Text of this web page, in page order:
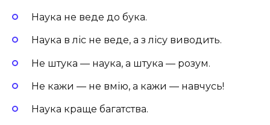
Наука не веде до бука.
Наука в ліс не веде, а з лісу виводить.
Не штука — наука, а штука — розум.
Не кажи — не вмію, а кажи — навчусь!
Наука краще багатства.